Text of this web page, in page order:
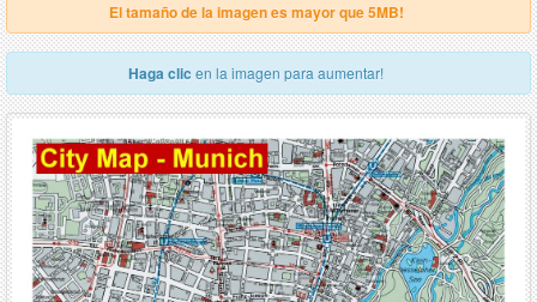
El tamaño de la imagen es mayor que 5MB!
Haga clic en la imagen para aumentar!